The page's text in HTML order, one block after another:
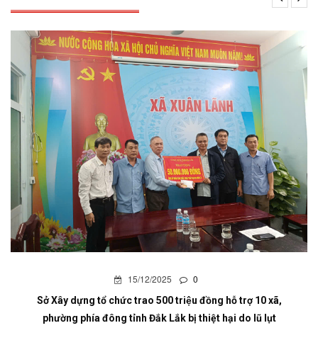
15/12/2025
Sở Xây dựng tổ chức trao 500 triệu đồng hỗ trợ 10 xã,
phường phía đông tỉnh Đắk Lắk bị thiệt hại do lũ lụt